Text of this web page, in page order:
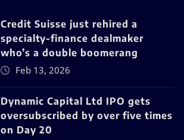
Credit Suisse just rehired a
specialty-finance dealmaker
who’s a double boomerang
Feb 13, 2026
Dynamic Capital Ltd IPO gets
oversubscribed by over five times
on Day 20